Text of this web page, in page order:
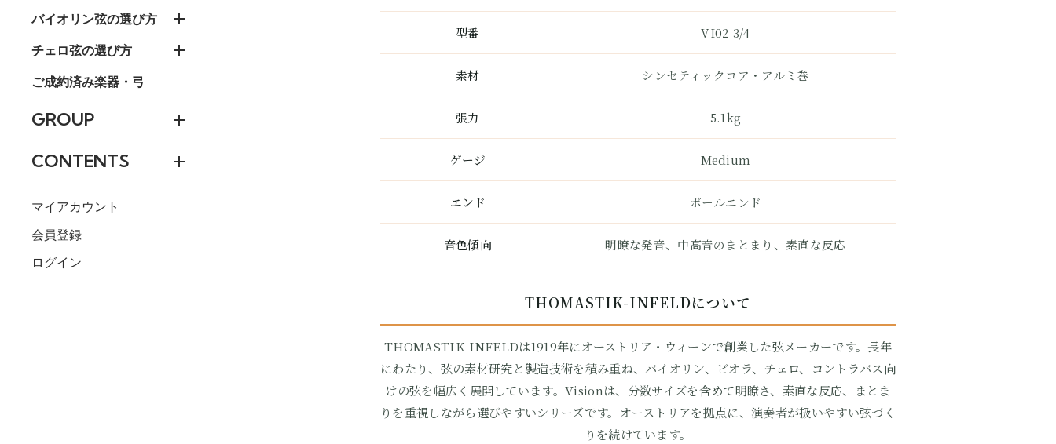
バイオリン弦の選び方
チェロ弦の選び方
ご成約済み楽器・弓
GROUP
CONTENTS
マイアカウント
会員登録
ログイン
型番 VI02 3/4
素材 シンセティックコア・アルミ巻
張力 5.1kg
ゲージ Medium
エンド ボールエンド
音色傾向 明瞭な発音、中高音のまとまり、素直な反応
THOMASTIK-INFELDについて
THOMASTIK-INFELDは1919年にオーストリア・ウィーンで創業した弦メーカーです。長年
にわたり、弦の素材研究と製造技術を積み重ね、バイオリン、ビオラ、チェロ、コントラバス向
けの弦を幅広く展開しています。Visionは、分数サイズを含めて明瞭さ、素直な反応、まとま
りを重視しながら選びやすいシリーズです。オーストリアを拠点に、演奏者が扱いやすい弦づく
りを続けています。